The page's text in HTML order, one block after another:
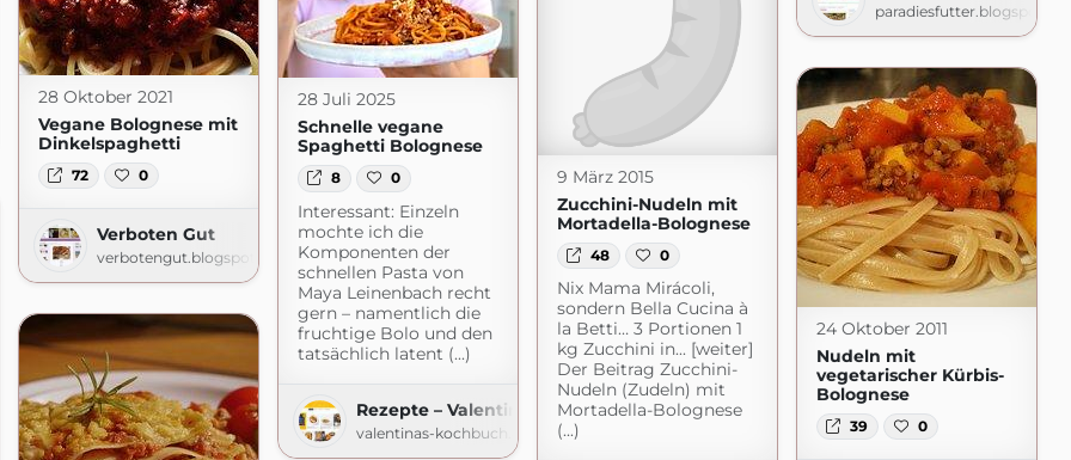
28 Oktober 2021
Vegane Bolognese mit
Dinkelspaghetti
72 0
Verboten Gut
verbotengut.blogspot.com
28 Juli 2025
Schnelle vegane
Spaghetti Bolognese
8 0
Interessant: Einzeln
mochte ich die
Komponenten der
schnellen Pasta von
Maya Leinenbach recht
gern – namentlich die
fruchtige Bolo und den
tatsächlich latent (...)
Rezepte – Valentinas-Kochbuch.de
valentinas-kochbuch.de
9 März 2015
Zucchini-Nudeln mit
Mortadella-Bolognese
48 0
Nix Mama Mirácoli,
sondern Bella Cucina à
la Betti… 3 Portionen 1
kg Zucchini in... [weiter]
Der Beitrag Zucchini-
Nudeln (Zudeln) mit
Mortadella-Bolognese
(...)
24 Oktober 2011
Nudeln mit
vegetarischer Kürbis-
Bolognese
39 0